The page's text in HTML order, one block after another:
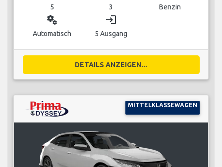
5 3 Benzin
miscellaneous_services
Automatisch
login
5 Ausgang
DETAILS ANZEIGEN...
MITTELKLASSEWAGEN